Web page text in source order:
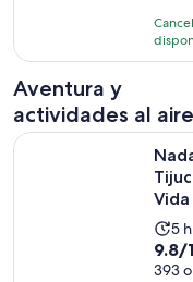
con
109
Aventura y
actividades al aire
La
5 h
9.8
de
9.8/
393
Nadar bajo las